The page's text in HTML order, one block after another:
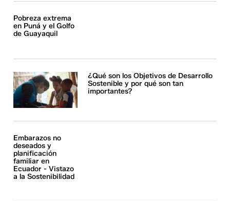
Pobreza extrema
en Puná y el Golfo
de Guayaquil
¿Qué son los Objetivos de Desarrollo
Sostenible y por qué son tan
importantes?
Embarazos no
deseados y
planificación
familiar en
Ecuador - Vistazo
a la Sostenibilidad